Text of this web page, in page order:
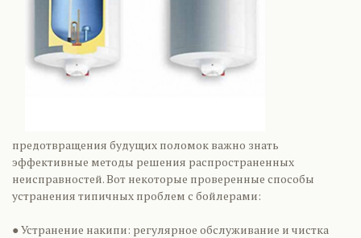
предотвращения будущих поломок важно знать
эффективные методы решения распространенных
неисправностей. Вот некоторые проверенные способы
устранения типичных проблем с бойлерами:
● Устранение накипи: регулярное обслуживание и чистка